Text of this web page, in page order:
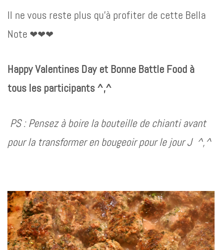
Il ne vous reste plus qu'à profiter de cette Bella
Note ❤︎❤︎❤︎
Happy Valentines Day et Bonne Battle Food à
tous les participants ^,^
PS : Pensez à boire la bouteille de chianti avant
pour la transformer en bougeoir pour le jour J ^,^